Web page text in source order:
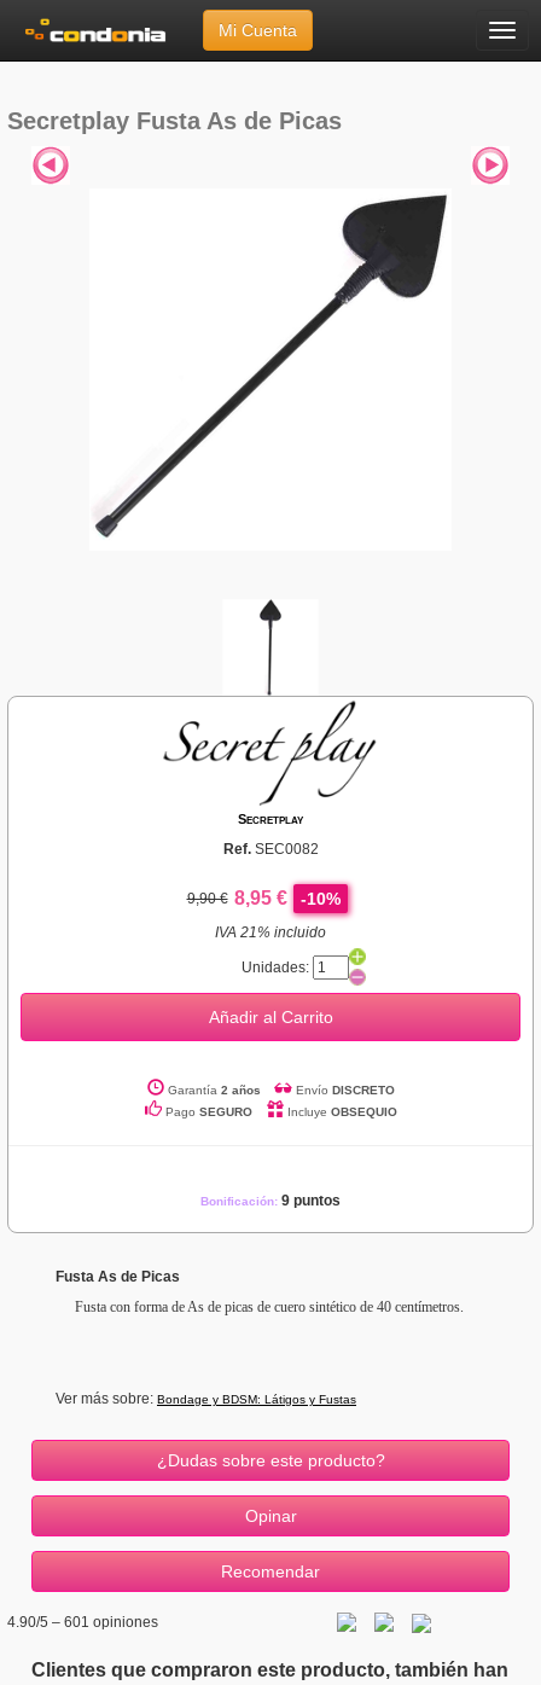
Menú
Mi Cuenta
»Fusta As de Picas
Secretplay Fusta As de Picas
Secretplay
Ref. SEC0082
9,90 € 8,95 € -10%
IVA 21% incluido
Unidades:
Añadir al Carrito
Garantía 2 años Envío DISCRETO
Pago SEGURO Incluye OBSEQUIO
Bonificación: 9 puntos
Fusta As de Picas
Fusta con forma de As de picas de cuero sintético de 40 centímetros.
Ver más sobre: Bondage y BDSM: Látigos y Fustas
¿Dudas sobre este producto?
4.90/5 – 601 opiniones
Clientes que compraron este producto, también han